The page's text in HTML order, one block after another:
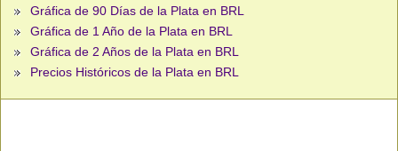
Gráfica de 90 Días de la Plata en BRL
Gráfica de 1 Año de la Plata en BRL
Gráfica de 2 Años de la Plata en BRL
Precios Históricos de la Plata en BRL